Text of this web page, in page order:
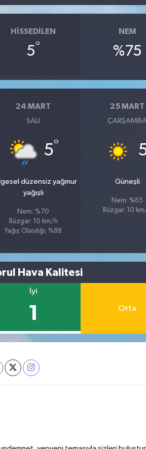
HISSEDILEN
5°
NEM
%75
24 MART
SALI
5°
düzensiz yağmur
yağışlı
Nem: %70
Rüzgar: 10 km/h
Yağış Olasılığı: %88
25 MART
Güneşli
Nem: %65
Rüzgar: 10
Hava Kalitesi
İyi
1 Orta